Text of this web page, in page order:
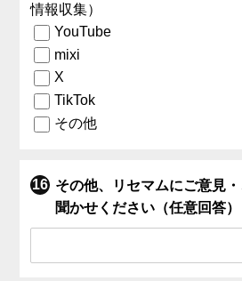
情報収集）
YouTube
mixi
X
TikTok
その他
その他、リセマムにご意見
聞かせください（任意回答）